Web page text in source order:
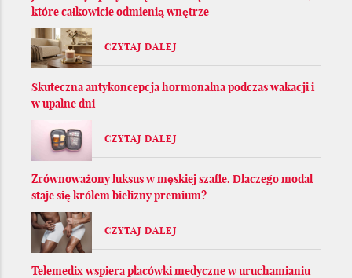
które całkowicie odmienią wnętrze
CZYTAJ DALEJ
Skuteczna antykoncepcja hormonalna podczas wakacji i
w upalne dni
CZYTAJ DALEJ
Zrównoważony luksus w męskiej szafie. Dlaczego modal
staje się królem bielizny premium?
CZYTAJ DALEJ
Telemedix wspiera placówki medyczne w uruchamianiu